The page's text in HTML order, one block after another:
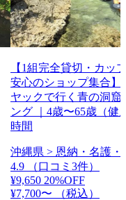
【1組完全貸切・カッ
安心のショップ集合】
ヤックで行く青の洞窟
ング ｜4歳〜65歳（健
時間
沖縄県 > 恩納・名護・
4.9
（口コミ3件）
¥9,650 20%OFF
¥7,700〜
（税込）